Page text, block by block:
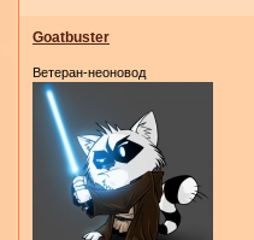
Goatbuster
Ветеран-неоновод